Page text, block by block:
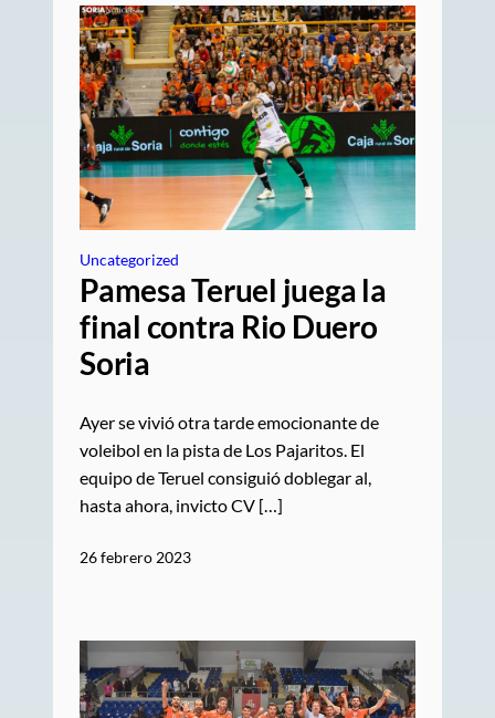
Uncategorized
Pamesa Teruel juega la
final contra Rio Duero
Soria
Ayer se vivió otra tarde emocionante de
voleibol en la pista de Los Pajaritos. El
equipo de Teruel consiguió doblegar al,
hasta ahora, invicto CV […]
26 febrero 2023